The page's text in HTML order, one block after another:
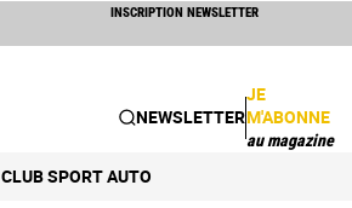
INSCRIPTION NEWSLETTER
NEWSLETTER
JE
M'ABONNE
au magazine
CLUB SPORT AUTO